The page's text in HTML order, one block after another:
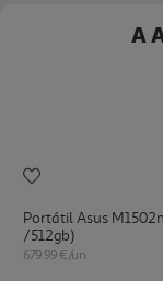
A
Portátil Asus
/512gb)
679.99 €/un